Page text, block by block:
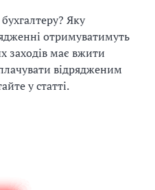
Яку
отримуватимуть
заходів має вжити
відрядженим
у статті.